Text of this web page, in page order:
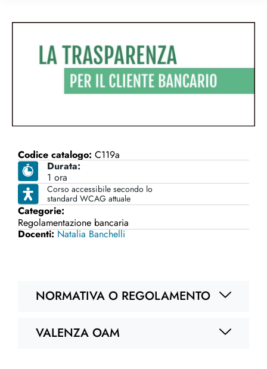
Codice catalogo: C119a
Durata:
1 ora
Corso accessibile secondo lo
standard WCAG attuale
Categorie:
Regolamentazione bancaria
Docenti:Natalia Banchelli
NORMATIVA O REGOLAMENTO
VALENZA OAM